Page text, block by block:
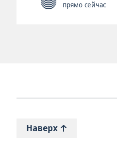
прямо сейчас
Наверх